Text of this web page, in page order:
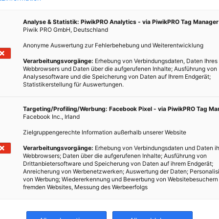
Analyse & Statistik: PiwikPRO Analytics - via PiwikPRO Tag Manager
Piwik PRO GmbH, Deutschland
Anonyme Auswertung zur Fehlerbehebung und Weiterentwicklung
Verarbeitungsvorgänge: Erhebung von Verbindungsdaten, Daten Ihres
Webbrowsers und Daten über die aufgerufenen Inhalte; Ausführung von
Analysesoftware und die Speicherung von Daten auf Ihrem Endgerät;
Statistikerstellung für Auswertungen.
Targeting/Profiling/Werbung: Facebook Pixel - via PiwikPRO Tag
Facebook Inc., Irland
Zielgruppengerechte Information außerhalb unserer Website
Verarbeitungsvorgänge: Erhebung von Verbindungsdaten und Daten
Webbrowsers; Daten über die aufgerufenen Inhalte; Ausführung von
Drittanbietersoftware und Speicherung von Daten auf ihrem Endgerät;
Anreicherung von Werbenetzwerken; Auswertung der Daten;
von Werbung; Wiedererkennung und Bewerbung von
fremden Websites, Messung des Werbeerfolgs